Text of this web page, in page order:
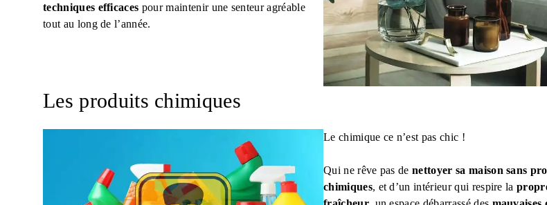
techniques efficaces pour maintenir une senteur agréable
tout au long de l’année.
Les produits chimiques
Le chimique ce n’est pas chic !
Qui ne rêve pas denettoyer sa maison sans
chimiques, et d’un intérieur qui respire la